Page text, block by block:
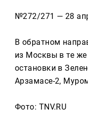
№272/271 — 28
В обратном
из Москвы в те
остановки в
Арзамасе-2,
Фото: TNV.RU